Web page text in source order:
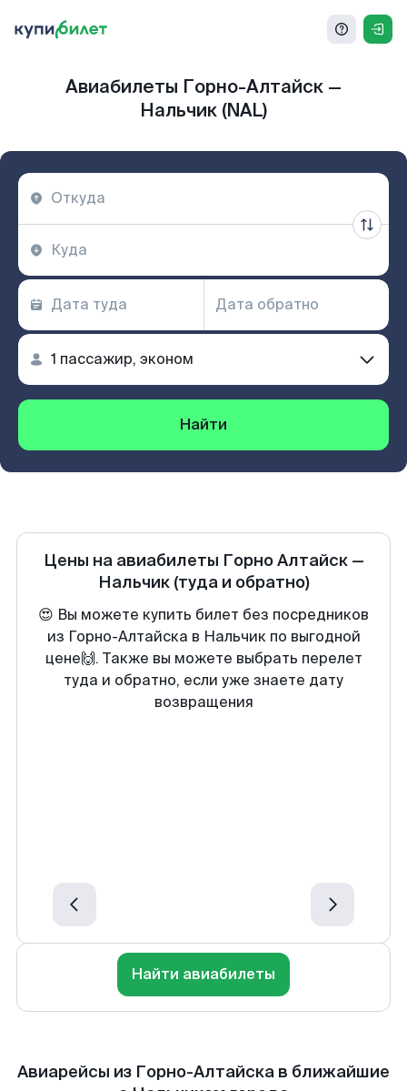
Авиабилеты Горно-Алтайск —
Нальчик (NAL)
Найти
Цены на авиабилеты Горно Алтайск—
Нальчик (туда и обратно)
😍 Вы можете купить билет без посредников
из Горно-Алтайска в Нальчик по выгодной
цене🙌. Также вы можете выбрать перелет
туда и обратно, если уже знаете дату
возвращения
Найти авиабилеты
Авиарейсы из Горно-Алтайска в ближайшие